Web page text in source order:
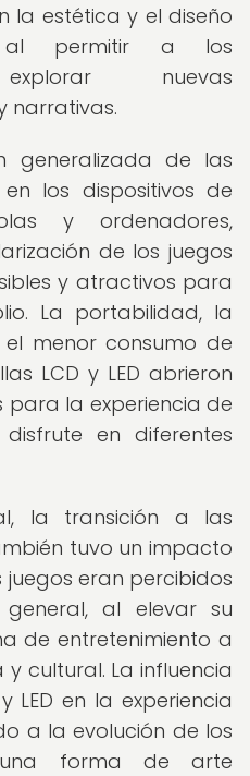
la estética y el diseño
permitir a los
nuevas
narrativas.
generalizada de las
los dispositivos de
y ordenadores,
de los juegos
y atractivos para
La portabilidad, la
menor consumo de
LCD y LED abrieron
la experiencia de
en diferentes
la transición a las
tuvo un impacto
eran percibidos
al elevar su
de entretenimiento a
cultural. La influencia
LED en la experiencia
a la evolución de los
una forma de arte